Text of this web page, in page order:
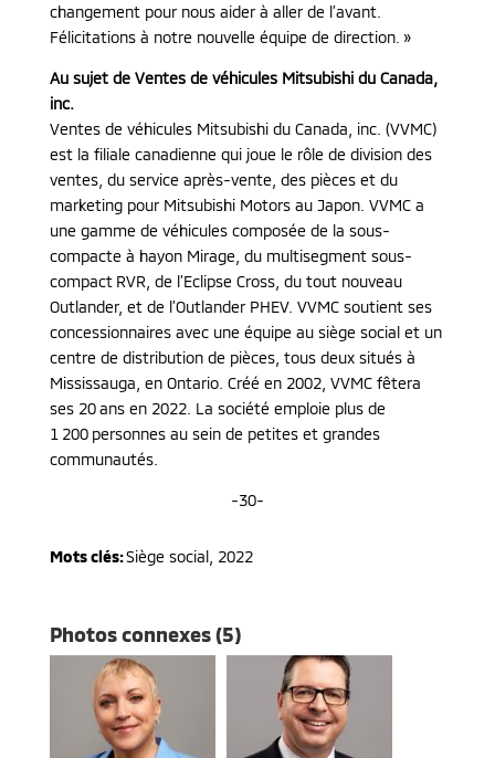
changement pour nous aider à aller de l’avant.
Félicitations à notre nouvelle équipe de direction. »
Au sujet de Ventes de véhicules Mitsubishi du Canada,
inc.
Ventes de véhicules Mitsubishi du Canada, inc. (VVMC)
est la filiale canadienne qui joue le rôle de division des
ventes, du service après-vente, des pièces et du
marketing pour Mitsubishi Motors au Japon. VVMC a
une gamme de véhicules composée de la sous-
compacte à hayon Mirage, du multisegment sous-
compact RVR, de l’Eclipse Cross, du tout nouveau
Outlander, et de l’Outlander PHEV. VVMC soutient ses
concessionnaires avec une équipe au siège social et un
centre de distribution de pièces, tous deux situés à
Mississauga, en Ontario. Créé en 2002, VVMC fêtera
ses 20 ans en 2022. La société emploie plus de
1 200 personnes au sein de petites et grandes
communautés.
-30-
Mots clés:Siège social, 2022
Photos connexes (5)